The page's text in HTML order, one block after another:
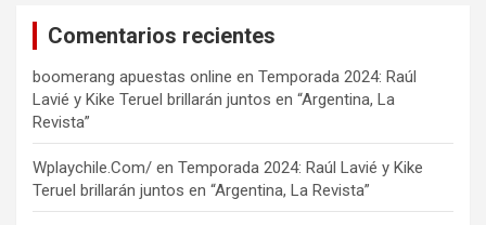
Comentarios recientes
boomerang apuestas online en Temporada 2024: Raúl
Lavié y Kike Teruel brillarán juntos en “Argentina, La
Revista”
Wplaychile.Com/ en Temporada 2024: Raúl Lavié y Kike
Teruel brillarán juntos en “Argentina, La Revista”